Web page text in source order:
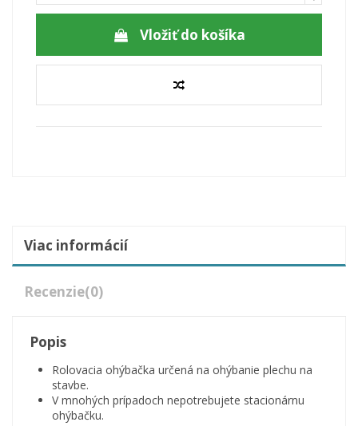
Vložiť do košíka
Viac informácií
Recenzie(0)
Popis
Rolovacia ohýbačka určená na ohýbanie plechu na
stavbe.
V mnohých prípadoch nepotrebujete stacionárnu
ohýbačku.